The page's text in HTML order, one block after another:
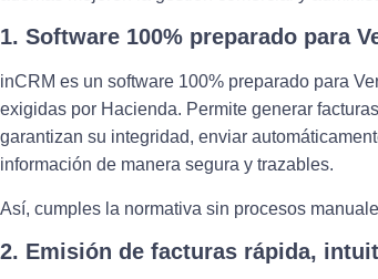
1. Software 100% preparado para
inCRM es un software 100% preparado para
exigidas por Hacienda. Permite generar
garantizan su integridad, enviar
información de manera segura y trazables.
Así, cumples la normativa sin procesos
2. Emisión de facturas rápida,